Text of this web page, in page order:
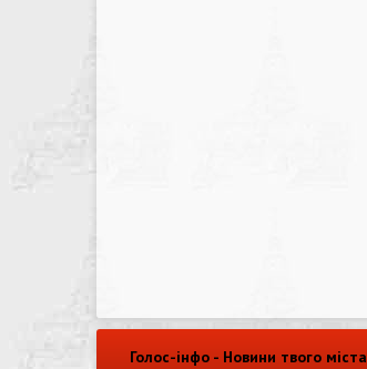
Голос-інфо - Новини твого міста